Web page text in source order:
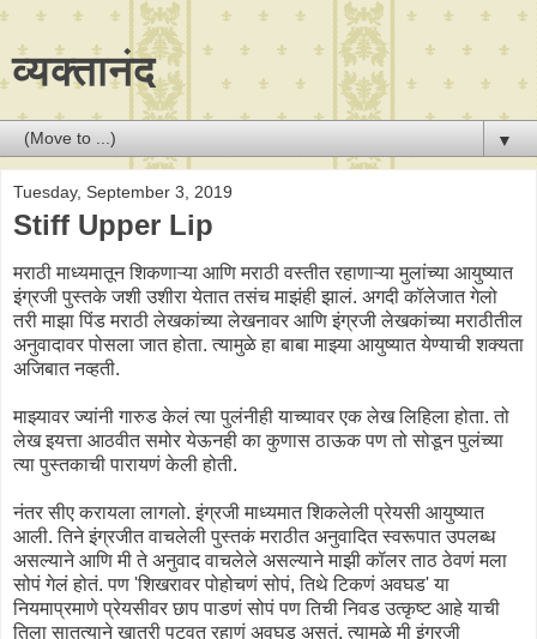
व्यक्तानंद
▼
Tuesday, September 3, 2019
Stiff Upper Lip
मराठी माध्यमातून शिकणाऱ्या आणि मराठी वस्तीत रहाणाऱ्या मुलांच्या आयुष्यात
इंग्रजी पुस्तके जशी उशीरा येतात तसंच माझंही झालं. अगदी कॉलेजात गेलो
तरी माझा पिंड मराठी लेखकांच्या लेखनावर आणि इंग्रजी लेखकांच्या मराठीतील
अनुवादावर पोसला जात होता. त्यामुळे हा बाबा माझ्या आयुष्यात येण्याची शक्यता
अजिबात नव्हती.
माझ्यावर ज्यांनी गारुड केलं त्या पुलंनीही याच्यावर एक लेख लिहिला होता. तो
लेख इयत्ता आठवीत समोर येऊनही का कुणास ठाऊक पण तो सोडून पुलंच्या
त्या पुस्तकाची पारायणं केली होती.
नंतर सीए करायला लागलो. इंग्रजी माध्यमात शिकलेली प्रेयसी आयुष्यात
आली. तिने इंग्रजीत वाचलेली पुस्तकं मराठीत अनुवादित स्वरूपात उपलब्ध
असल्याने आणि मी ते अनुवाद वाचलेले असल्याने माझी कॉलर ताठ ठेवणं मला
सोपं गेलं होतं. पण 'शिखरावर पोहोचणं सोपं, तिथे टिकणं अवघड' या
नियमाप्रमाणे प्रेयसीवर छाप पाडणं सोपं पण तिची निवड उत्कृष्ट आहे याची
तिला सातत्याने खात्री पटवत रहाणं अवघड असतं. त्यामुळे मी इंग्रजी